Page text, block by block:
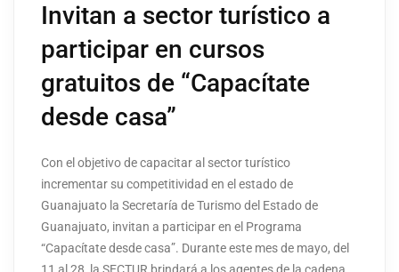
Invitan a sector turístico a
participar en cursos
gratuitos de “Capacítate
desde casa”
Con el objetivo de capacitar al sector turístico
incrementar su competitividad en el estado de
Guanajuato la Secretaría de Turismo del Estado de
Guanajuato, invitan a participar en el Programa
“Capacítate desde casa”. Durante este mes de mayo, del